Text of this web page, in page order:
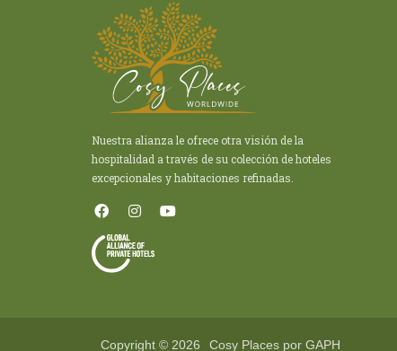
Nuestra alianza le ofrece otra visión de la
hospitalidad a través de su colección de hoteles
excepcionales y habitaciones refinadas.
Copyright © 2026 Cosy Places por GAPH